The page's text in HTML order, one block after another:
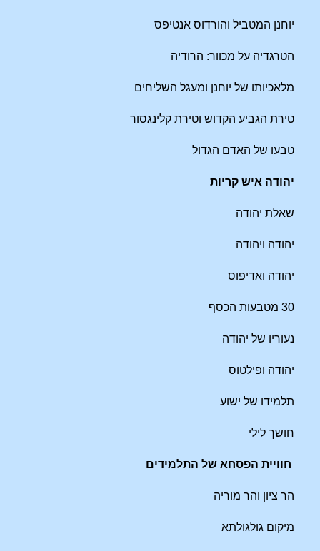
יוחנן המטביל והורדוס אנטיפס
הטרגדיה על מכוור: הרודיה
מלאכיותו של יוחנן ומעגל השליחים
טירת הגביע הקדוש וטירת קלינגסור
טבעו של האדם הגדול
יהודה איש קריות
שאלת יהודה
יהודה ויהודה
יהודה ואדיפוס
30 מטבעות הכסף
נעוריו של יהודה
יהודה ופילטוס
תלמידו של ישוע
חושך לילי
חוויית הפסחא של התלמידים
הר ציון והר מוריה
מיקום גולגולתא